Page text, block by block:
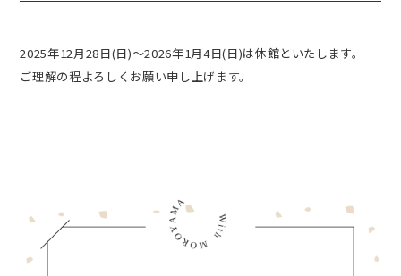
2025年12月28日(日)～2026年1月4日(日)は休館といたします。
ご理解の程よろしくお願い申し上げます。